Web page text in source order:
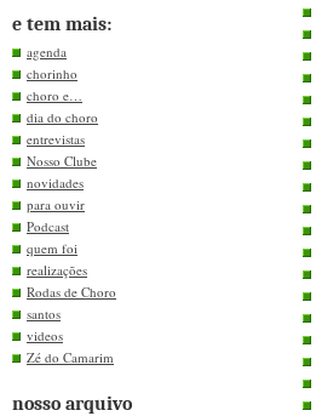
e tem mais:
agenda
chorinho
choro e…
dia do choro
entrevistas
Nosso Clube
novidades
para ouvir
Podcast
quem foi
realizações
Rodas de Choro
santos
videos
Zé do Camarim
nosso arquivo